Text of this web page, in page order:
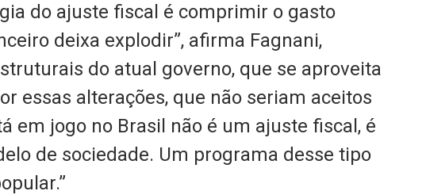
do ajuste fiscal é comprimir o gasto
deixa explodir”, afirma Fagnani,
do atual governo, que se aproveita
essas alterações, que não seriam aceitos
em jogo no Brasil não é um ajuste fiscal, é
de sociedade. Um programa desse tipo